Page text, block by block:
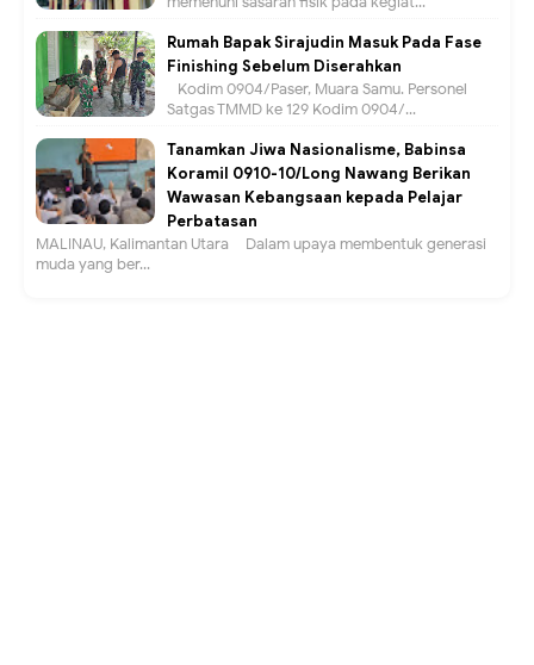
Rumah Bapak Sirajudin Masuk Pada Fase
Finishing Sebelum Diserahkan
Kodim 0904/Paser, Muara Samu. Personel
Satgas TMMD ke 129 Kodim 0904/...
Tanamkan Jiwa Nasionalisme, Babinsa
Koramil 0910-10/Long Nawang Berikan
Wawasan Kebangsaan kepada Pelajar
Perbatasan
MALINAU, Kalimantan Utara – Dalam upaya membentuk generasi
muda yang ber...